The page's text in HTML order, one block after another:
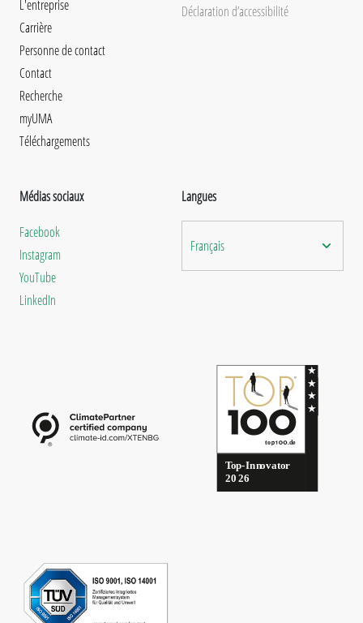
L'entreprise
Carrière
Personne de contact
Contact
Recherche
myUMA
Téléchargements
Déclaration d’accessibilité
Médias sociaux
Facebook
Instagram
YouTube
LinkedIn
Langues
Français